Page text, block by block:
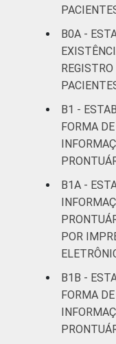
UNIDADE
DE
Fonte:
Estudos
Sociedade
Pesquisa
B0A -
B1 -
FORMA
B1A -
POR
B1B -
FORMA